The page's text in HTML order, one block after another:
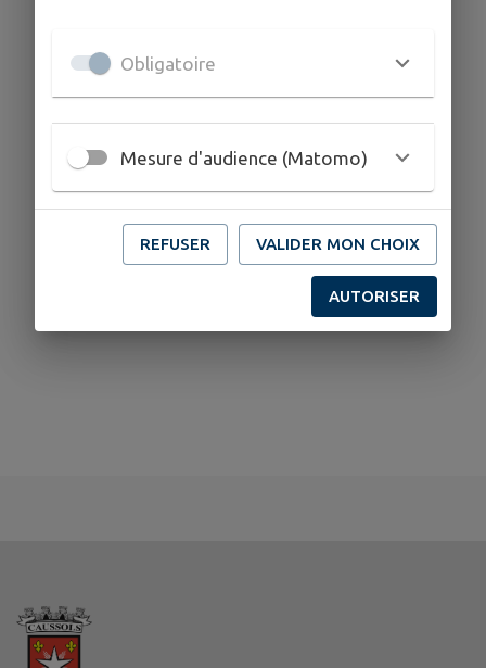
141 Place Deregnaucourt, 06460 Caussols
04 93 60 27 62
Obligatoire
Mesure d'audience (Matomo)
REFUSER VALIDER MON CHOIX
AUTORISER